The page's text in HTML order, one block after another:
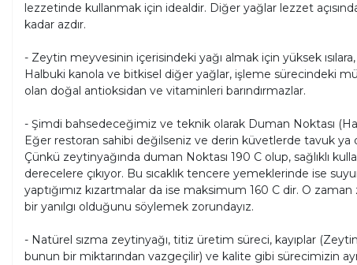
lezzetinde kullanmak için idealdir. Diğer yağlar lezzet
kadar azdır.
- Zeytin meyvesinin içerisindeki yağı almak için yüksek
Halbuki kanola ve bitkisel diğer yağlar, işleme sürecindeki
olan doğal antioksidan ve vitaminleri barındırmazlar.
- Şimdi bahsedeceğimiz ve teknik olarak Duman Noktası
Eğer restoran sahibi değilseniz ve derin küvetlerde tavuk ya
Çünkü zeytinyağında duman Noktası 190 C olup, sağlıklı
derecelere çıkıyor. Bu sıcaklık tencere yemeklerinde ise
yaptığımız kızartmalar da ise maksimum 160 C dir. O
bir yanılgı olduğunu söylemek zorundayız.
- Natürel sızma zeytinyağı, titiz üretim süreci, kayıplar
bunun bir miktarından vazgeçilir) ve kalite gibi sürecimizin